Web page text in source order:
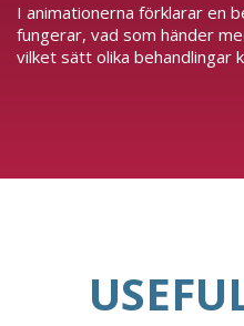
I animationerna förklarar en
fungerar, vad som händer
vilket sätt olika behandlingar